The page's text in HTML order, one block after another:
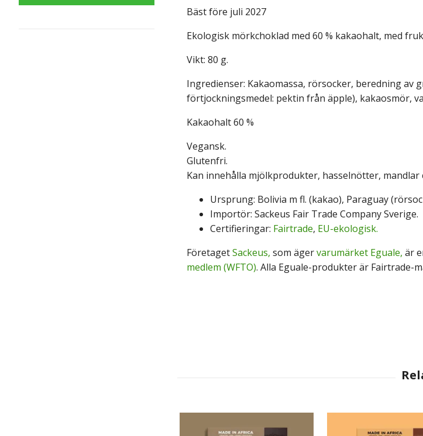
Bäst före juli 2027
Ekologisk mörkchoklad med 60 % kakaohalt, med
Vikt: 80 g.
Ingredienser: Kakaomassa, rörsocker, beredning av
förtjockningsmedel: pektin från äpple), kakaosmör,
Kakaohalt 60 %
Vegansk.
Glutenfri.
Kan innehålla mjölkprodukter, hasselnötter,
Ursprung: Bolivia m fl. (kakao), Paraguay
Importör: Sackeus Fair Trade Company Sverige.
Certifieringar: Fairtrade, EU-ekologisk.
FöretagetSackeus, som ägervarumärket Eguale, är
medlem (WFTO). Alla Eguale-produkter är Fairtrade-